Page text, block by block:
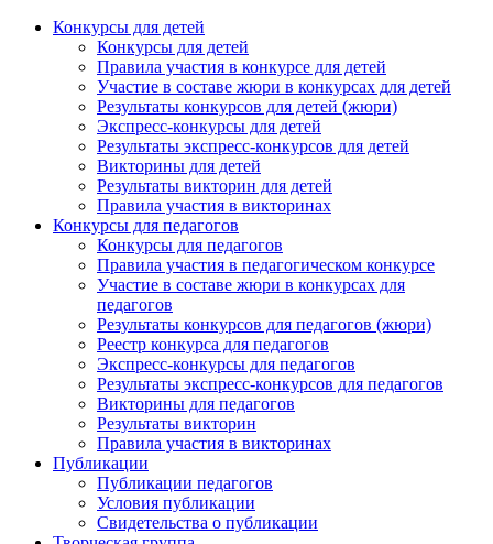
Конкурсы для детей
Конкурсы для детей
Правила участия в конкурсе для детей
Участие в составе жюри в конкурсах для детей
Результаты конкурсов для детей (жюри)
Экспресс-конкурсы для детей
Результаты экспресс-конкурсов для детей
Викторины для детей
Результаты викторин для детей
Правила участия в викторинах
Конкурсы для педагогов
Конкурсы для педагогов
Правила участия в педагогическом конкурсе
Участие в составе жюри в конкурсах для
педагогов
Результаты конкурсов для педагогов (жюри)
Реестр конкурса для педагогов
Экспресс-конкурсы для педагогов
Результаты экспресс-конкурсов для педагогов
Викторины для педагогов
Результаты викторин
Правила участия в викторинах
Публикации
Публикации педагогов
Условия публикации
Свидетельства о публикации